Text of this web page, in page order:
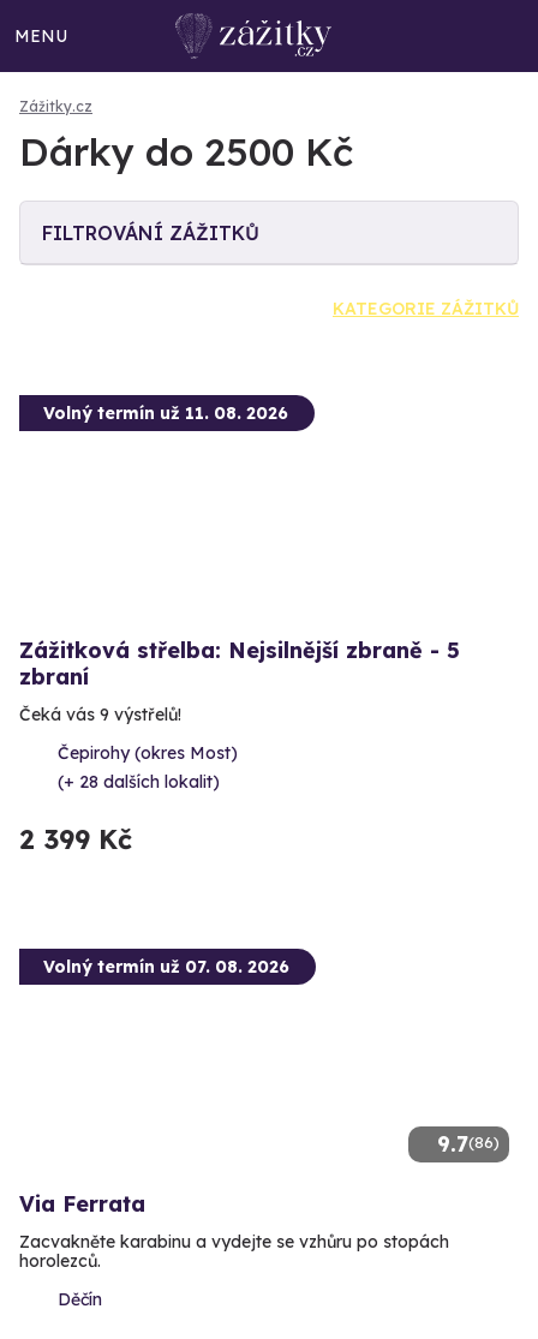
MENU
Zážitky.cz
Dárky do 2500 Kč
FILTROVÁNÍ ZÁŽITKŮ
KATEGORIE ZÁŽITKŮ
Volný termín už 11. 08. 2026
Zážitková střelba: Nejsilnější zbraně - 5
zbraní
Čeká vás 9 výstřelů!
Čepirohy (okres Most)
(+ 28 dalších lokalit)
2 399 Kč
9.7(86)
Volný termín už 07. 08. 2026
Via Ferrata
Zacvakněte karabinu a vydejte se vzhůru po stopách
horolezců.
Děčín